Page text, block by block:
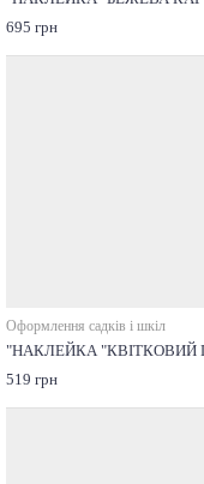
695 грн
Оформлення садків і шкіл
"НАКЛЕЙКА "КВІТКОВИЙ
519 грн